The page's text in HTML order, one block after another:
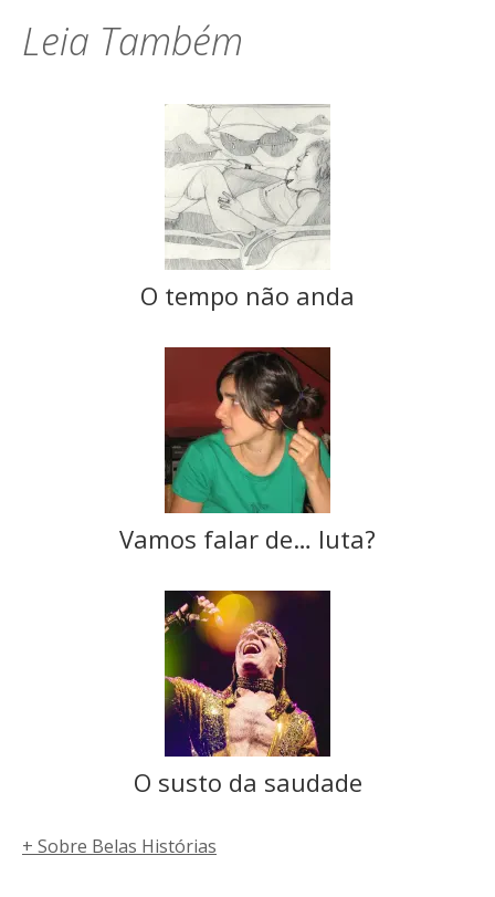
Leia Também
O tempo não anda
Vamos falar de… luta?
O susto da saudade
+ Sobre Belas Histórias